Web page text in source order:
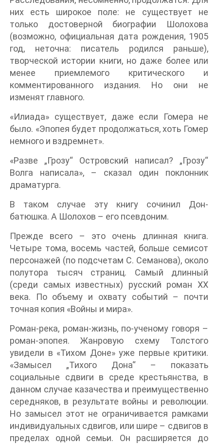
них есть широкое поле: не существует не
только достоверной биографии Шолохова
(возможно, официальная дата рождения, 1905
год, неточна: писатель родился раньше),
творческой истории книги, но даже более или
менее приемлемого критического и
комментированного издания. Но они не
изменят главного.
«Илиада» существует, даже если Гомера не
было. «Эпопея будет продолжаться, хоть Гомер
немного и вздремнет».
«Разве „Грозу“ Островский написал? „Грозу“
Волга написала», – сказал один поклонник
драматурга.
В таком случае эту книгу сочинил Дон-
батюшка. А Шолохов – его псевдоним.
Прежде всего – это очень длинная книга.
Четыре тома, восемь частей, больше семисот
персонажей (по подсчетам С. Семанова), около
полутора тысяч страниц. Самый длинный
(среди самых известных) русский роман XX
века. По объему и охвату событий – почти
точная копия «Войны и мира».
Роман-река, роман-жизнь, по-ученому говоря –
роман-эпопея. Жанровую схему Толстого
увидели в «Тихом Доне» уже первые критики.
«Замысел „Тихого Дона“ – показать
социальные сдвиги в среде крестьянства, в
данном случае казачества и преимущественно
середняков, в результате войны и революции.
Но замысел этот не ограничивается рамками
индивидуальных сдвигов, или шире – сдвигов в
пределах одной семьи. Он расширяется до